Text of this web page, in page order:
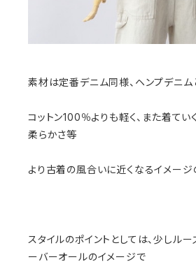
素材は定番デニム同様、ヘンプデニム
コットン100％よりも軽く、また着て
柔らかさ等
より古着の風合いに近くなるイメージ
スタイルのポイントとしては、少しル
ーバーオールのイメージで